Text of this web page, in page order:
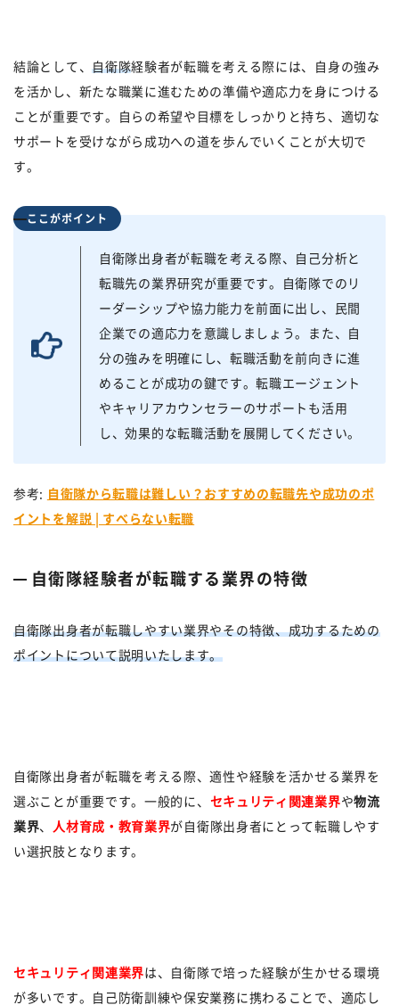
結論として、自衛隊経験者が転職を考える際には、自身の強み
を活かし、新たな職業に進むための準備や適応力を身につける
ことが重要です。自らの希望や目標をしっかりと持ち、適切な
サポートを受けながら成功への道を歩んでいくことが大切で
す。
ここがポイント
自衛隊出身者が転職を考える際、自己分析と
転職先の業界研究が重要です。自衛隊でのリ
ーダーシップや協力能力を前面に出し、民間
企業での適応力を意識しましょう。また、自
分の強みを明確にし、転職活動を前向きに進
めることが成功の鍵です。転職エージェント
やキャリアカウンセラーのサポートも活用
し、効果的な転職活動を展開してください。
参考: 自衛隊から転職は難しい？おすすめの転職先や成功のポ
イントを解説 | すべらない転職
自衛隊経験者が転職する業界の特徴
自衛隊出身者が転職しやすい業界やその特徴、成功するための
ポイントについて説明いたします。
自衛隊出身者が転職を考える際、適性や経験を活かせる業界を
選ぶことが重要です。一般的に、 セキュリティ関連業界や物流
業界、 人材育成・教育業界が自衛隊出身者にとって転職しやす
い選択肢となります。
セキュリティ関連業界は、自衛隊で培った経験が生かせる環境
が多いです。自己防衛訓練や保安業務に携わることで、適応し